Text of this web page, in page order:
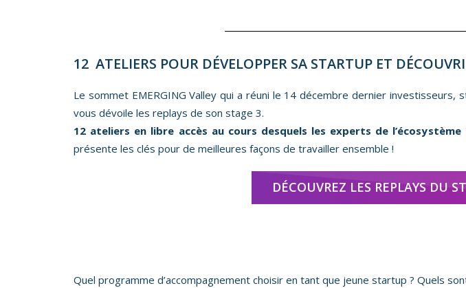
12 ATELIERS POUR DÉVELOPPER SA STARTUP ET
Le sommet EMERGING Valley qui a réuni le 14 décembre dernier
vous dévoile les replays de son stage 3.
12 ateliers en libre accès au cours desquels les experts de l’écosystème
présente les clés pour de meilleures façons de travailler ensemble !
DÉCOUVREZ LES REPLAYS DU
Quel programme d’accompagnement choisir en tant que jeune startup ? Quels